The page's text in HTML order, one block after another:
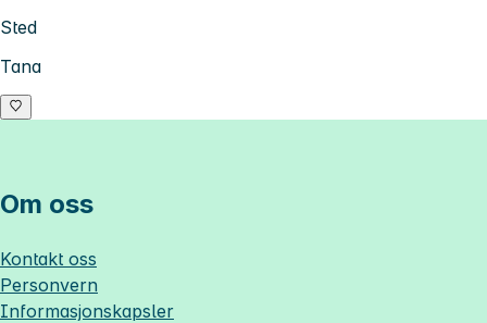
Sted
Tana
Om oss
Kontakt oss
Personvern
Informasjonskapsler